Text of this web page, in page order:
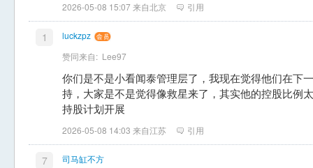
2026-05-08 15:07 来自北京 引用
1
luckzpz
赞同来自: Lee97
你们是不是小看闻泰管理层了，我现在觉得他们在下
持，大家是不是觉得像救星来了，其实他的控股比例
持股计划开展
2026-05-08 14:03 来自江苏 引用
7
司马缸不方